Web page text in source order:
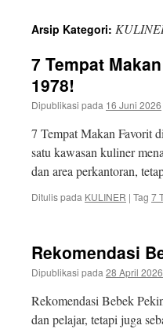
Arsip Kategori:
7 Tempat
1978!
Dipublikasi pada 16 Juni 2026
7 Tempat Makan Favorit
satu kawasan kuliner
dan area perkantoran,
Ditulis pada KULINER | Tag 7
Rekomendasi
Dipublikasi pada 28 April 2026
Rekomendasi Bebek
dan pelajar, tetapi juga